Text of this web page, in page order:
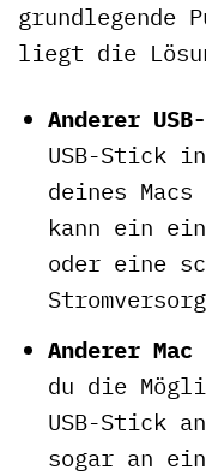
grundlegende
liegt die
Anderer
USB-Stick
deines Macs
kann ein
oder eine
Anderer
du die
USB-Stick
sogar an